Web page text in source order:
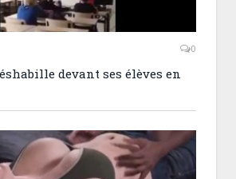
0
devant ses élèves en